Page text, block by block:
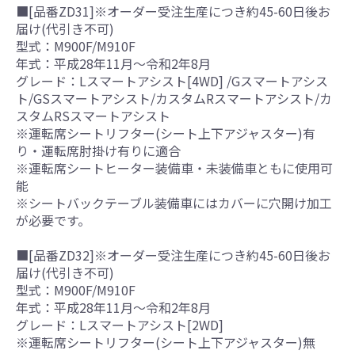
■[品番ZD31]※オーダー受注生産につき約45-60日後お
届け(代引き不可)
型式：M900F/M910F
年式：平成28年11月～令和2年8月
グレード：Lスマートアシスト[4WD] /Gスマートアシス
ト/GSスマートアシスト/カスタムRスマートアシスト/カ
スタムRSスマートアシスト
※運転席シートリフター(シート上下アジャスター)有
り・運転席肘掛け有りに適合
※運転席シートヒーター装備車・未装備車ともに使用可
能
※シートバックテーブル装備車にはカバーに穴開け加工
が必要です。
■[品番ZD32]※オーダー受注生産につき約45-60日後お
届け(代引き不可)
型式：M900F/M910F
年式：平成28年11月～令和2年8月
グレード：Lスマートアシスト[2WD]
※運転席シートリフター(シート上下アジャスター)無